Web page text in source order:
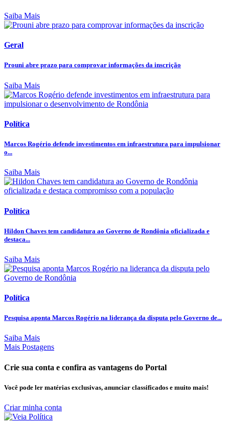
Saiba Mais
Geral
Prouni abre prazo para comprovar informações da inscrição
Saiba Mais
Política
Marcos Rogério defende investimentos em infraestrutura para impulsionar
o...
Saiba Mais
Política
Hildon Chaves tem candidatura ao Governo de Rondônia oficializada e
destaca...
Saiba Mais
Política
Pesquisa aponta Marcos Rogério na liderança da disputa pelo Governo de...
Saiba Mais
Mais Postagens
Crie sua conta e confira as vantagens do Portal
Você pode ler matérias exclusivas, anunciar classificados e muito mais!
Criar minha conta